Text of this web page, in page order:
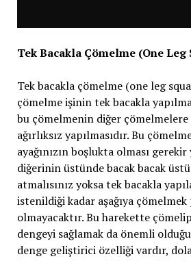
Tek Bacakla Çömelme (One Leg
Tek bacakla çömelme (one leg
çömelme işinin tek bacakla
bu çömelmenin diğer
ağırlıksız yapılmasıdır. Bu
ayağınızın boşlukta olması gerekir
diğerinin üstünde bacak bacak
atmalısınız yoksa tek bacakla
istenildiği kadar aşağıya
olmayacaktır. Bu harekette
dengeyi sağlamak da önemli
denge geliştirici özelliği vardır,